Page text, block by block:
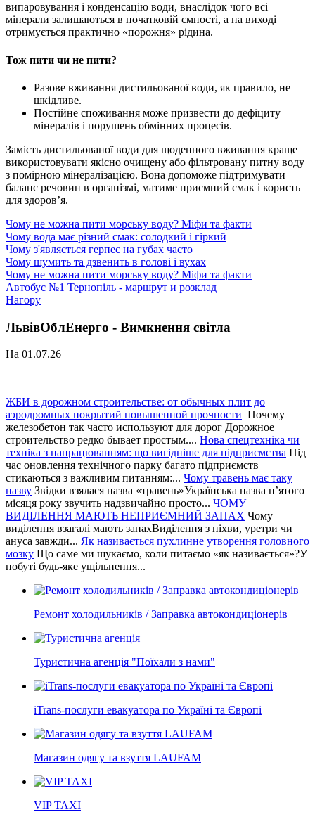
випаровування і конденсацію води, внаслідок чого всі
мінерали залишаються в початковій ємності, а на виході
отримується практично «порожня» рідина.
Тож пити чи не пити?
Разове вживання дистильованої води, як правило, не
шкідливе.
Постійне споживання може призвести до дефіциту
мінералів і порушень обмінних процесів.
Замість дистильованої води для щоденного вживання краще
використовувати якісно очищену або фільтровану питну воду
з помірною мінералізацією. Вона допоможе підтримувати
баланс речовин в організмі, матиме приємний смак і користь
для здоров’я.
Чому не можна пити морську воду? Міфи та факти
Чому вода має різний смак: солодкий і гіркий
Чому з'являється герпес на губах часто
Чому шумить та дзвенить в голові і вухах
Чому не можна пити морську воду? Міфи та факти
Автобус №1 Тернопіль - маршрут и розклад
Нагору
ЛьвівОблЕнерго - Вимкнення світла
На 01.07.26
ЖБИ в дорожном строительстве: от обычных плит до
аэродромных покрытий повышенной прочности Почему
железобетон так часто используют для дорог Дорожное
строительство редко бывает простым.... Нова спецтехніка чи
техніка з напрацюванням: що вигідніше для підприємства Під
час оновлення технічного парку багато підприємств
стикаються з важливим питанням:... Чому травень має таку
назву Звідки взялася назва «травень»Українська назва п’ятого
місяця року звучить надзвичайно просто... ЧОМУ
ВИДІЛЕННЯ МАЮТЬ НЕПРИЄМНИЙ ЗАПАХ Чому
виділення взагалі мають запахВиділення з піхви, уретри чи
ануса завжди... Як називається пухлинне утворення головного
мозку Що саме ми шукаємо, коли питаємо «як називається»?У
побуті будь-яке ущільнення...
Ремонт холодильників / Заправка автокондиціонерів
Туристична агенція "Поїхали з нами"
iTrans-послуги евакуатора по Україні та Європі
Магазин одягу та взуття LAUFAM
VIP TAXI